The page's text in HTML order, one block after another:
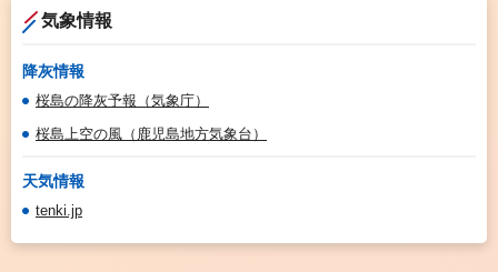
気象情報
降灰情報
桜島の降灰予報（気象庁）
桜島上空の風（鹿児島地方気象台）
天気情報
tenki.jp